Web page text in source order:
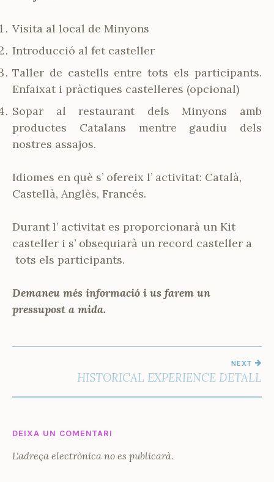
Visita al local de Minyons
Introducció al fet casteller
Taller de castells entre tots els participants.
Enfaixat i pràctiques castelleres (opcional)
Sopar al restaurant dels Minyons amb
productes Catalans mentre gaudiu dels
nostres assajos.
Idiomes en què s’ ofereix l’ activitat: Català,
Castellà, Anglès, Francés.
Durant l’ activitat es proporcionarà un Kit
casteller i s’ obsequiarà un record casteller a
tots els participants.
Demaneu més informació i us farem un
pressupost a mida.
D'ENTRADES
NEXT
HISTORICAL EXPERIENCE DETALL
DEIXA UN COMENTARI
L'adreça electrònica no es publicarà.